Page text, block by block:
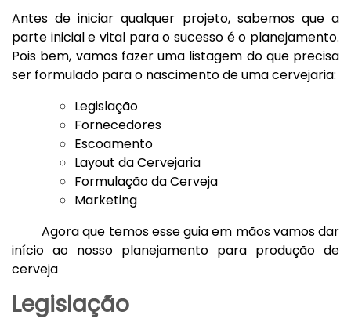
Antes de iniciar qualquer projeto, sabemos que a
parte inicial e vital para o sucesso é o planejamento.
Pois bem, vamos fazer uma listagem do que precisa
ser formulado para o nascimento de uma cervejaria:
Legislação
Fornecedores
Escoamento
Layout da Cervejaria
Formulação da Cerveja
Marketing
Agora que temos esse guia em mãos vamos dar
início ao nosso planejamento para produção de
cerveja
Legislação